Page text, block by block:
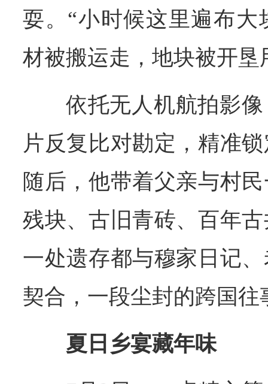
耍。“小时候这里遍布
材被搬运走，地块被开垦
依托无人机航拍影
片反复比对勘定，精准
随后，他带着父亲与村
残块、古旧青砖、百年
一处遗存都与穆家日记
契合，一段尘封的跨国
夏日乡宴藏年味